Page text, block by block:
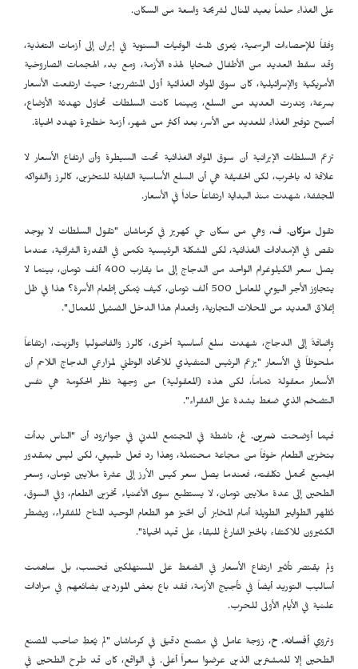
على الغذاء حلماً بعيد المنال لشريحة واسعة من السكان.
وفقاً للإحصاءات الرسمية، يُعزى ثلث الوفيات السنوية في إيران إلى أزمات التغذية،
وقد سقط العديد من الأطفال ضحايا لهذه الأزمة، ومع بدء الهجمات الصاروخية
الأمريكية والإسرائيلية، كان سوق المواد الغذائية أول المتضررين؛ حيث ارتفعت الأسعار
بسرعة، وندرت العديد من السلع، وبينما كانت السلطات تحاول تهدئة الأوضاع،
أصبح توفير الغذاء للعديد من الأسر، بعد أكثر من شهر، أزمة خطيرة تهدد الحياة.
تزعم السلطات الإيرانية أن سوق المواد الغذائية تحت السيطرة وأن ارتفاع الأسعار لا
علاقة له بالحرب، لكن الحقيقة هي أن السلع الأساسية القابلة للتخزين، كالرز والفواكه
المجففة، شهدت منذ البداية ارتفاعاً حاداً في الأسعار.
تقولمزكان. ف، وهي من سكان حي كهريز في كرماشان "تقول السلطات لا يوجد
نقص في الإمدادات الغذائية، لكن المشكلة الرئيسية تكمن في القدرة الشرائية، عندما
يصل سعر الكيلوغرام الواحد من الدجاج إلى ما يقارب 400 ألف تومان، بينما لا
يتجاوز الأجر اليومي للعامل 500 ألف تومان، كيف يُمكن إطعام الأسرة؟ هذا في ظل
إغلاق العديد من المحلات التجارية، وانعدام هذا الدخل الضئيل للعمال".
وإضافةً إلى الدجاج، شهدت سلع أساسية أخرى، كالرز والفاصوليا والزيت، ارتفاعاً
ملحوظاً في الأسعار "يزعم الرئيس التنفيذي للاتحاد الوطني لمزارعي الدجاج اللاحم أن
الأسعار معقولة تماماً، لكن هذه (المعقولية) من وجهة نظر الحكومة هي نفس
التضخم الذي ضغط بشدة على الفقراء".
فيما أوضحت نسرين. غ، ناشطة في المجتمع المدني في جوانرود أن "الناس بدأت
بتخزين الطعام خوفاً من مجاعة محتملة، وهذا رد فعل طبيعي، لكن ليس بمقدور
الجميع تحمّل تكلفته، فعندما يصل سعر كيس الأرز إلى عشرة ملايين تومان، وسعر
الطحين إلى عدة ملايين تومان، لا يستطيع سوى الأغنياء تخزين الطعام، وفي السوق،
تُظهر الطوابير الطويلة أمام المخابز أن الخبز هو الطعام الوحيد المتاح للفقراء، ويضطر
الكثيرون للاكتفاء بالخبز الفارغ للبقاء على قيد الحياة".
ولم يقتصر تأثير ارتفاع الأسعار في الضغط على المستهلكين فحسب، بل ساهمت
أساليب التوريد أيضاً في تأجيج الأزمة، فقد باع بعض الموردين بضائعهم في مزادات
علنية في الأيام الأولى للحرب.
وتروي أفسانه. ح، زوجة عامل في مصنع دقيق في كرماشان "لم يُعطِ صاحب المصنع
الطحين إلا للمشترين الذين عرضوا سعراً أعلى. في الواقع، كان قد طرح الطحين في